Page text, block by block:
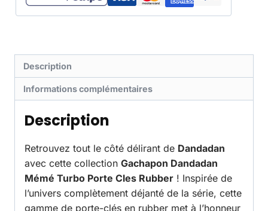
Description
Informations complémentaires
Description
Retrouvez tout le côté délirant de Dandadan
avec cette collection Gachapon Dandadan
Mémé Turbo Porte Cles Rubber ! Inspirée de
l’univers complètement déjanté de la série, cette
gamme de porte-clés en rubber met à l’honneur